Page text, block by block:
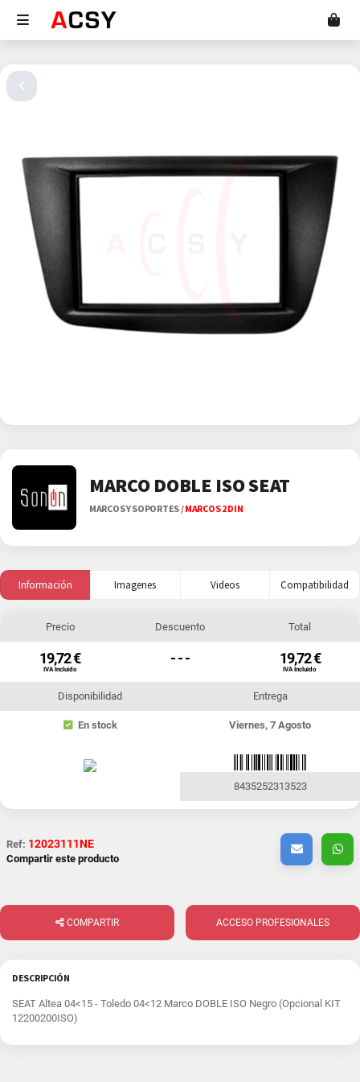
MARCO DOBLE ISO SEAT
MARCOS Y SOPORTES/MARCOS 2 DIN
Información Imagenes Videos Compatibilidad
Precio
19,72 €
IVA Incluido
Descuento
- - -
Total
19,72 €
IVA Incluido
Disponibilidad
En stock
Entrega
Viernes, 7 Agosto
8435252313523
Ref: 12023111NE
Compartir este producto
COMPARTIR ACCESO PROFESIONALES
DESCRIPCIÓN
SEAT Altea 04<15 - Toledo 04<12 Marco DOBLE ISO Negro (Opcional KIT
12200200ISO)